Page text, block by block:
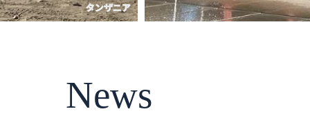
スイス（ジュネーブ）
News